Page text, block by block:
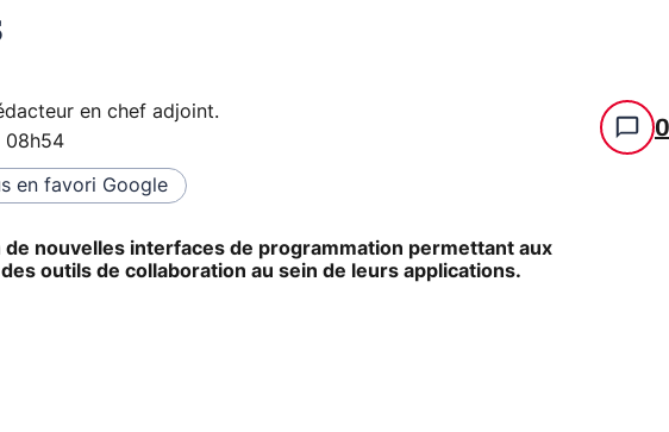
en chef adjoint.
08h54 0
en favori Google
de nouvelles interfaces de programmation permettant aux
outils de collaboration au sein de leurs applications.